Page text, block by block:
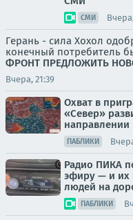
СМИ
Герань - сила Хохол
конечный потребитель
ФРОНТ ПРЕДЛОЖИТЬ
Вчера, 21:39
Охват в
«Север»
направлении
ПАБЛИКИ
Радио ПИКА
эфиру — и их
людей на
ПАБЛИКИ